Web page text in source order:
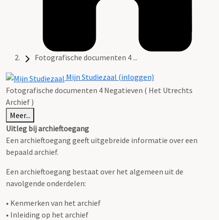
Fotografische documenten 4 ...
Mijn Studiezaal (inloggen)
Fotografische documenten 4 Negatieven ( Het Utrechts
Archief )
Meer...
Uitleg bij archieftoegang
Een archieftoegang geeft uitgebreide informatie over een
bepaald archief.
Een archieftoegang bestaat over het algemeen uit de
navolgende onderdelen:
• Kenmerken van het archief
• Inleiding op het archief